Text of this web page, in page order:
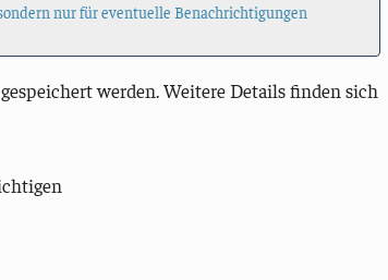
nur für eventuelle Benachrichtigungen
werden. Weitere Details finden sich